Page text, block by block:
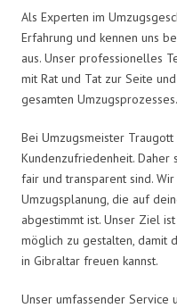
Als Experten im
Erfahrung und kennen uns
aus. Unser professionelles
mit Rat und Tat zur Seite
gesamten Umzugsprozesses.
Bei Umzugsmeister
Kundenzufriedenheit. Daher
fair und transparent sind.
Umzugsplanung, die auf
abgestimmt ist. Unser Ziel
möglich zu gestalten, damit
in Gibraltar freuen kannst.
Unser umfassender Service